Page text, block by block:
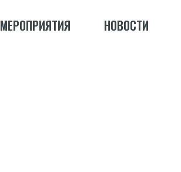
МЕРОПРИЯТИЯ
МЕРОПРИЯТИЯ НОВОСТИ
НОВОСТИ